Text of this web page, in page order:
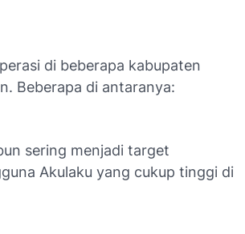
di beberapa kabupaten
Beberapa di antaranya:
sering menjadi target
Akulaku yang cukup tinggi di